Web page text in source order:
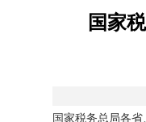
国家
国家税务总局各